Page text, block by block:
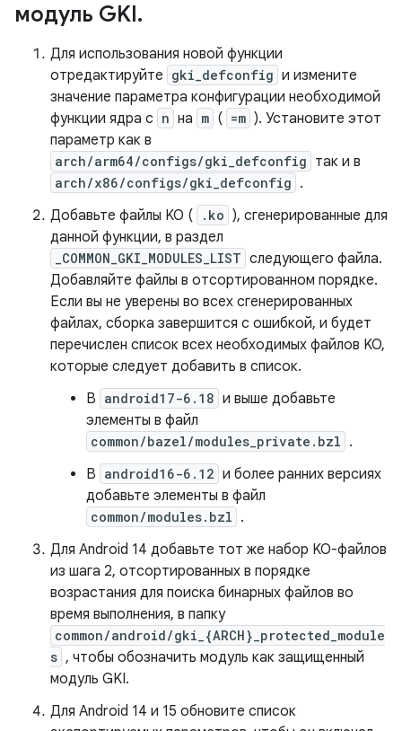
модуль GKI.
Для использования новой функции
отредактируйте gki_defconfig и измените
значение параметра конфигурации необходимой
функции ядра с n на m ( =m ). Установите этот
параметр как в
arch/arm64/configs/gki_defconfig так и в
arch/x86/configs/gki_defconfig .
Добавьте файлы KO (
.ko ), сгенерированные для
данной функции, в раздел
_COMMON_GKI_MODULES_LIST следующего файла.
Добавляйте файлы в отсортированном порядке.
Если вы не уверены во всех сгенерированных
файлах, сборка завершится с ошибкой, и будет
перечислен список всех необходимых файлов KO,
которые следует добавить в список.
В android17-6.18 и выше добавьте
элементы в файл
common/bazel/modules_private.bzl .
В android16-6.12 и более ранних версиях
добавьте элементы в файл
common/modules.bzl .
Для Android 14 добавьте тот же набор KO-файлов
из шага 2, отсортированных в порядке
возрастания для поиска бинарных файлов во
время выполнения, в папку
common/android/gki_{ARCH}_protected_module
s , чтобы обозначить модуль как защищенный
модуль GKI.
Для Android 14 и 15 обновите список